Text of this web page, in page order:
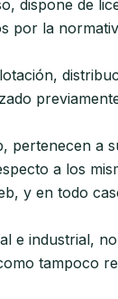
dispone de
por la
pertenecen a
a los
y en todo
e industrial,
tampoco